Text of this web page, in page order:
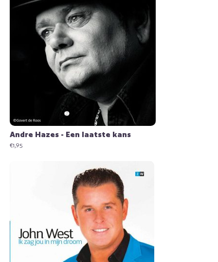
Andre Hazes - Een laatste kans
€1,95